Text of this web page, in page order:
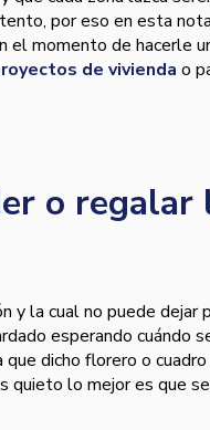
por eso en esta
el momento de hacerle
de vivienda o
o regalar
y la cual no puede
esperando cuándo
que dicho florero o
quieto lo mejor es que